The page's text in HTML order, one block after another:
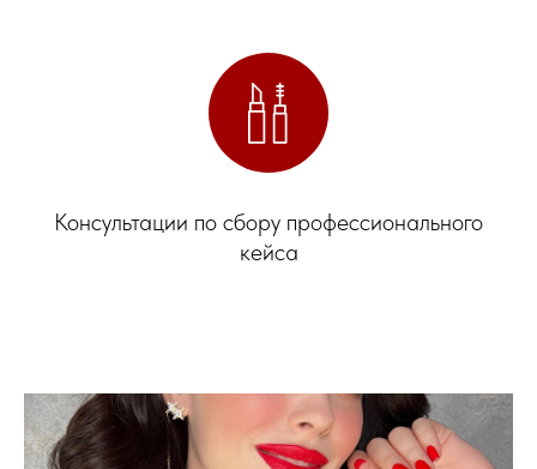
Консультации по сбору профессионального
кейса